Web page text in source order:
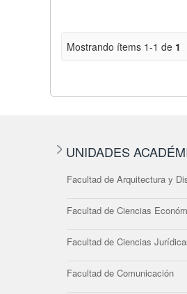
Mostrando ítems 1-1 de 1
UNIDADES
Facultad de Arquitectura y
Facultad de Ciencias
Facultad de Ciencias
Facultad de Comunicación